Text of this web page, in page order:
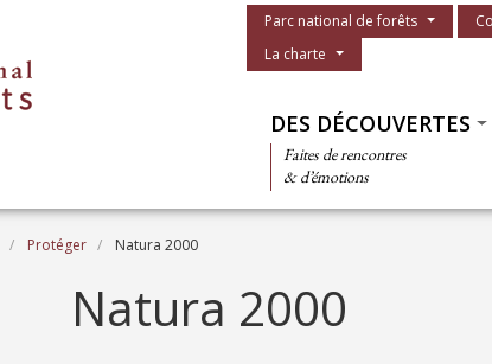
Menu du parc
Parc national de forêts
La charte
DES DÉCOUVERTES
Faites de rencontres
& d’émotions
Protéger Natura 2000
Natura 2000